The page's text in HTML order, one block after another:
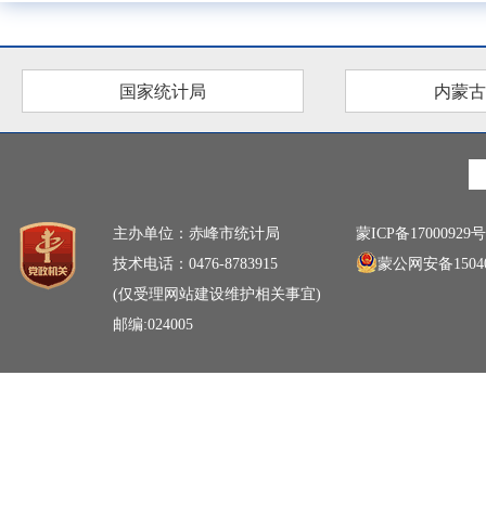
国家统计局 内蒙
主办单位：赤峰市统计局
技术电话：0476-8783915
(仅受理网站建设维护相关事宜)
邮编:024005
蒙ICP备17000929
蒙公网安备